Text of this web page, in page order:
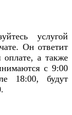
услугой
Он ответит
оплате, а также
с 9:00
18:00, будут